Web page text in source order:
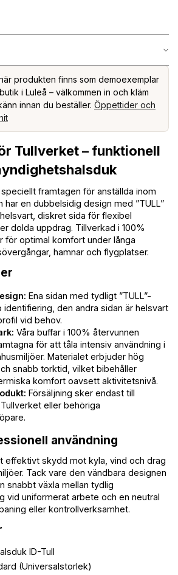
produkten finns som demoexemplar
i Luleå – välkommen in och kläm
innan du beställer. Öppettider och
Tullverket – funktionell
framtagen för anställda inom
har en dubbelsidig design med ”TULL”
diskret sida för flexibel
dolda uppdrag. Tillverkad i 100%
för optimal komfort under långa
hamnar och flygplatser.
Ena sidan med tydligt ”TULL”-
den andra sidan är helsvart
vid behov.
Våra buffar i 100% återvunnen
för att tåla intensiv användning i
Materialet erbjuder hög
snabb torktid, vilket bibehåller
komfort oavsett aktivitetsnivå.
Försäljning sker endast till
eller behöriga
användning
effektivt skydd mot kyla, vind och drag
Tack vare den vändbara designen
snabbt växla mellan tydlig
vid uniformerat arbete och en neutral
eller kontrollverksamhet.
ID-Tull
(Universalstorlek)